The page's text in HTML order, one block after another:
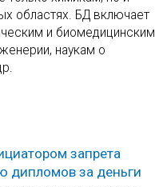
областях. БД включает
и биомедицинским
наукам о
запрета
дипломов за деньги